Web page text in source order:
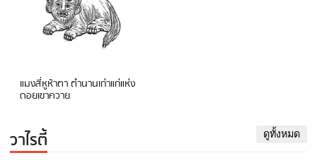
แมงสี่หูห้าตา ตำนานเก่าแก่แห่ง
ดอยเขาควาย
วาไรตี้ ดูทั้งหมด